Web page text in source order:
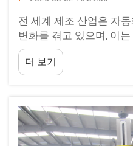
전 세계 제조 산업은 자
변화를 겪고 있으며, 이
EDM 장비의 작동 방식을
다. 이러한 기술적 진화는
더 보기